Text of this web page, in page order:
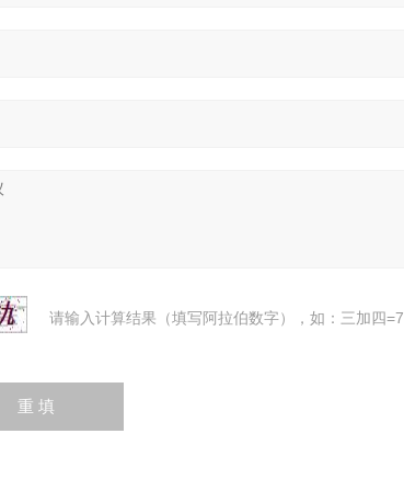
请输入计算结果（填写阿拉伯数字），如：三加四=7